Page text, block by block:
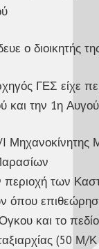
ο διοικητής
ΓΕΣ είχε
την 1η
των
και το
(50